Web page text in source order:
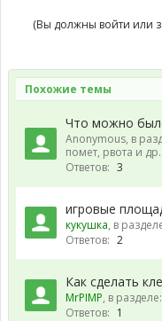
(Вы должны войти или
Похожие темы
Что можно
Anonymous, в
помет, рвота и др.
Ответов: 3
игровые
кукушка, в
Ответов: 2
Как сделать
MrPIMP, в разделе:
Ответов: 1